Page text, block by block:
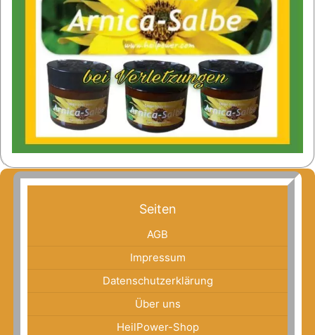
Seiten
AGB
Impressum
Datenschutzerklärung
Über uns
HeilPower-Shop